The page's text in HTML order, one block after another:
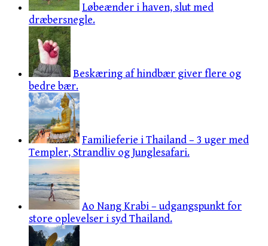
Løbeænder i haven, slut med
dræbersnegle.
Beskæring af hindbær giver flere og
bedre bær.
Familieferie i Thailand – 3 uger med
Templer, Strandliv og Junglesafari.
Ao Nang Krabi – udgangspunkt for
store oplevelser i syd Thailand.